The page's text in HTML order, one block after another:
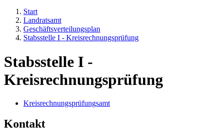
Start
Landratsamt
Geschäftsverteilungsplan
Stabsstelle I - Kreisrechnungsprüfung
Stabsstelle I -
Kreisrechnungsprüfung
Kreisrechnungsprüfungsamt
Kontakt